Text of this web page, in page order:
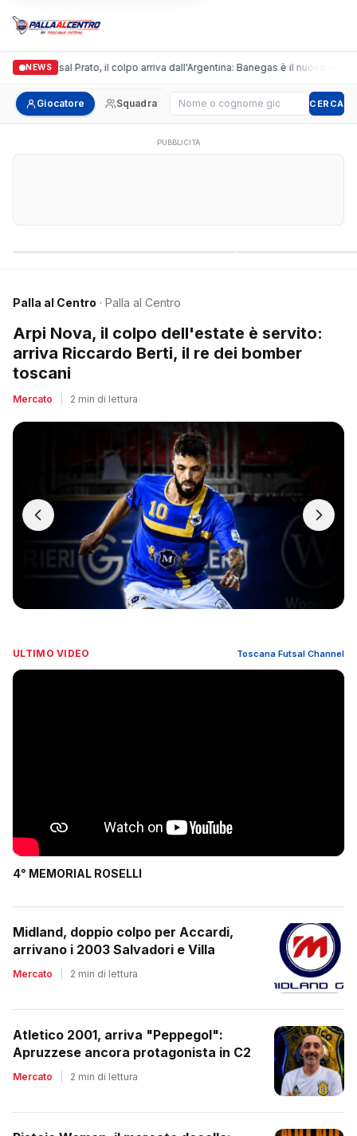
NEWS
Futsal Prato, il colpo arriva dall'Argentina: Banegas è il nuovo leader dei
Giocatore Squadra Cerca giocatore CERCA
PUBBLICITÀ
Palla al Centro · Palla al Centro
Arpi Nova, il colpo dell'estate è servito:
arriva Riccardo Berti, il re dei bomber
toscani
Mercato 2 min di lettura
ULTIMO VIDEO Toscana Futsal Channel
4° MEMORIAL ROSELLI
Midland, doppio colpo per Accardi,
arrivano i 2003 Salvadori e Villa
Mercato 2 min di lettura
Atletico 2001, arriva "Peppegol":
Apruzzese ancora protagonista in C2
Mercato 2 min di lettura